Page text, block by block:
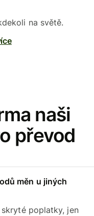
na světě.
naši
převod
měn u jiných
skryté poplatky, jen